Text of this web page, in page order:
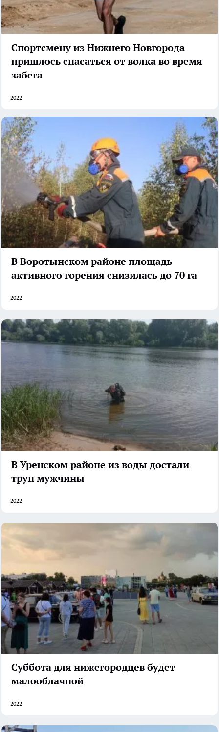
Спортсмену из Нижнего Новгорода
пришлось спасаться от волка во время
забега
2022
В Воротынском районе площадь
активного горения снизилась до 70 га
2022
В Уренском районе из воды достали
труп мужчины
2022
Суббота для нижегородцев будет
малооблачной
2022